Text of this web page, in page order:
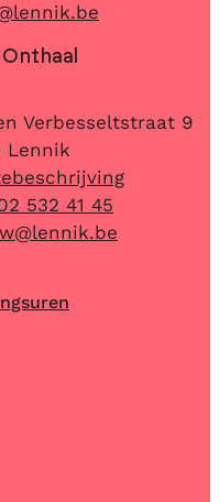
lennik.be
Verbesseltstraat 9
Lennik
532 41 45
@lennik.be